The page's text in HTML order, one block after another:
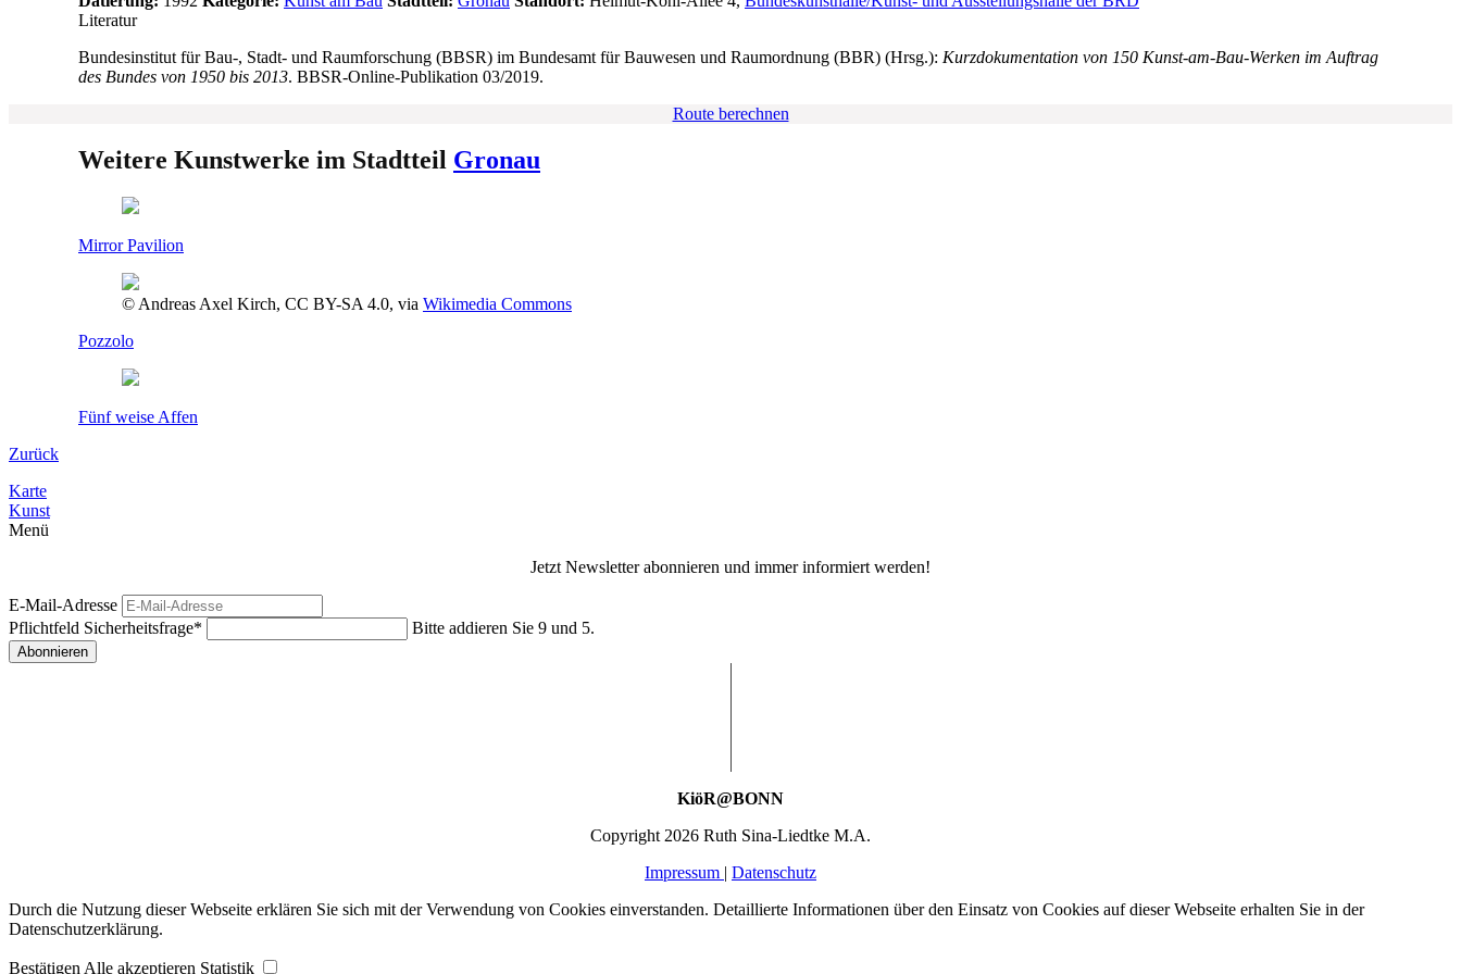
Literatur
Bundesinstitut für Bau-, Stadt- und Raumforschung (BBSR) im Bundesamt für Bauwesen und Raumordnung (BBR) (Hrsg.): Kurzdokumentation von 150 Kunst-am-Bau-Werken im Auftrag
des Bundes von 1950 bis 2013. BBSR-Online-Publikation 03/2019.
Route berechnen
Weitere Kunstwerke im Stadtteil Gronau
Mirror Pavilion
© Andreas Axel Kirch, CC BY-SA 4.0, via Wikimedia Commons
Pozzolo
Fünf weise Affen
Zurück
Karte
Kunst
Menü
Jetzt Newsletter abonnieren und immer informiert werden!
E-Mail-Adresse
Pflichtfeld Sicherheitsfrage* Bitte addieren Sie 9 und 5.
Abonnieren
KiöR@BONN
Copyright 2026 Ruth Sina-Liedtke M.A.
Impressum | Datenschutz
Durch die Nutzung dieser Webseite erklären Sie sich mit der Verwendung von Cookies einverstanden. Detaillierte Informationen über den Einsatz von Cookies auf dieser Webseite erhalten Sie in der
Datenschutzerklärung.
Bestätigen Alle akzeptieren Statistik